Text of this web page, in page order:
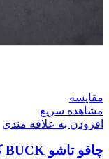
مقایسه
مشاهده سریع
افزودن به علاقه مندی
چاقو تاشو BUCK کد DA130 رنگ قهوه ای